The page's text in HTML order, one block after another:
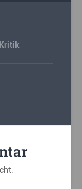
Kritik